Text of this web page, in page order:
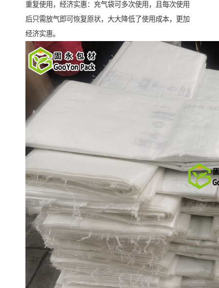
重复使用，经济实惠：充气袋可多次使用，且每次使用
后只需放气即可恢复原状，大大降低了使用成本，更加
经济实惠。